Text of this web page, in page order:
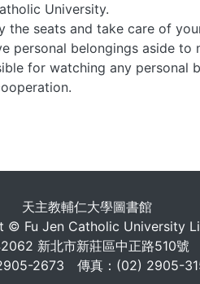
University.
the seats and take care of
personal belongings aside to
for watching any personal
天主教輔仁大學圖書館
© Fu Jen Catholic University
新北市新莊區中正路510號
2673 傳真：(02) 2905-